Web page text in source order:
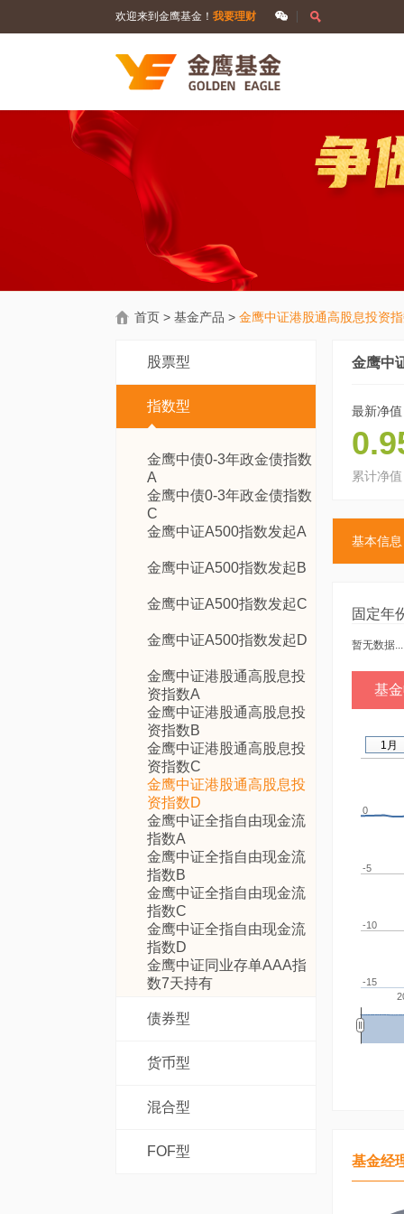
欢迎来到金鹰基金！ 我要理财
首页 > 基金产品 > 金鹰中证港股通高股息投资
股票型
指数型
金鹰中债0-3年政金债指数
A
金鹰中债0-3年政金债指数
C
金鹰中证A500指数发起A
金鹰中证A500指数发起B
金鹰中证A500指数发起C
金鹰中证A500指数发起D
金鹰中证港股通高股息投
资指数A
金鹰中证港股通高股息投
资指数B
金鹰中证港股通高股息投
资指数C
金鹰中证港股通高股息投
资指数D
金鹰中证全指自由现金流
指数A
金鹰中证全指自由现金流
指数B
金鹰中证全指自由现金流
指数C
金鹰中证全指自由现金流
指数D
金鹰中证同业存单AAA指
数7天持有
债券型
货币型
混合型
FOF型
金鹰中
最新净值
累计净值
基本信息
固定年
暂无数据...
基
-15
-10
-5
0
1月
基金经